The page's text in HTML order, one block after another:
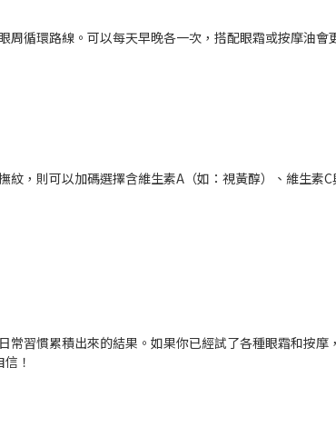
循環路線。可以每天早晚各一次，搭配眼霜或按摩油會
，則可以加碼選擇含維生素A（如：視黃醇）、維生素
習慣累積出來的結果。如果你已經試了各種眼霜和按摩
！